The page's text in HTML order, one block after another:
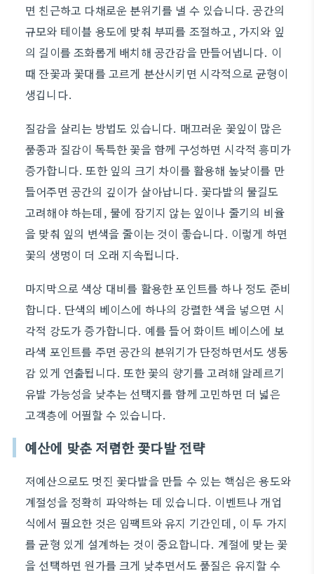
면 친근하고 다채로운 분위기를 낼 수 있습니다. 공간의
규모와 테이블 용도에 맞춰 부피를 조절하고, 가지와 잎
의 길이를 조화롭게 배치해 공간감을 만들어냅니다. 이
때 잔꽃과 꽃대를 고르게 분산시키면 시각적으로 균형이
생깁니다.
질감을 살리는 방법도 있습니다. 매끄러운 꽃잎이 많은
품종과 질감이 독특한 꽃을 함께 구성하면 시각적 흥미가
증가합니다. 또한 잎의 크기 차이를 활용해 높낮이를 만
들어주면 공간의 깊이가 살아납니다. 꽃다발의 물길도
고려해야 하는데, 물에 잠기지 않는 잎이나 줄기의 비율
을 맞춰 잎의 변색을 줄이는 것이 좋습니다. 이렇게 하면
꽃의 생명이 더 오래 지속됩니다.
마지막으로 색상 대비를 활용한 포인트를 하나 정도 준비
합니다. 단색의 베이스에 하나의 강렬한 색을 넣으면 시
각적 강도가 증가합니다. 예를 들어 화이트 베이스에 보
라색 포인트를 주면 공간의 분위기가 단정하면서도 생동
감 있게 연출됩니다. 또한 꽃의 향기를 고려해 알레르기
유발 가능성을 낮추는 선택지를 함께 고민하면 더 넓은
고객층에 어필할 수 있습니다.
예산에 맞춘 저렴한 꽃다발 전략
저예산으로도 멋진 꽃다발을 만들 수 있는 핵심은 용도와
계절성을 정확히 파악하는 데 있습니다. 이벤트나 개업
식에서 필요한 것은 임팩트와 유지 기간인데, 이 두 가지
를 균형 있게 설계하는 것이 중요합니다. 계절에 맞는 꽃
을 선택하면 원가를 크게 낮추면서도 품질은 유지할 수